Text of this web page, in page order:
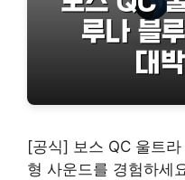
[공식] 보스 QC 울트
형 사운드를 경험하세